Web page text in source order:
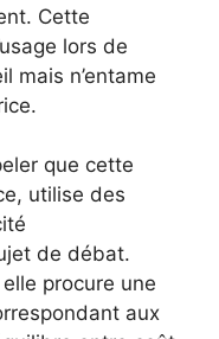
Cette
lors de
mais n’entame
que cette
utilise des
de débat.
procure une
aux